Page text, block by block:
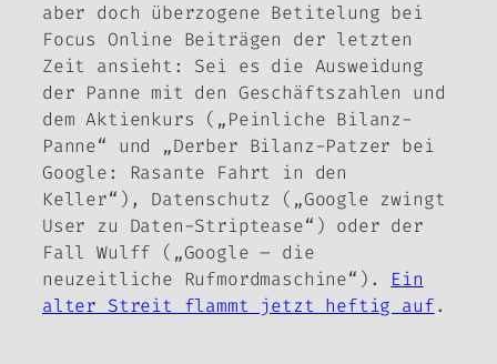
aber doch überzogene Betitelung bei
Focus Online Beiträgen der letzten
Zeit ansieht: Sei es die Ausweidung
der Panne mit den Geschäftszahlen und
dem Aktienkurs („Peinliche Bilanz-
Panne“ und „Derber Bilanz-Patzer bei
Google: Rasante Fahrt in den
Keller“), Datenschutz („Google zwingt
User zu Daten-Striptease“) oder der
Fall Wulff („Google – die
neuzeitliche Rufmordmaschine“). Ein
alter Streit flammt jetzt heftig auf.